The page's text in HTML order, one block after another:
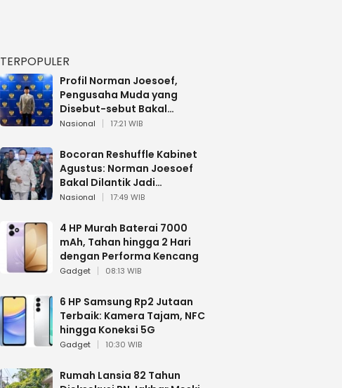
TERPOPULER
Profil Norman Joesoef,
Pengusaha Muda yang
Disebut-sebut Bakal
Dilantik Jadi Wamenhan RI
Nasional 17:21 WIB
Bocoran Reshuffle Kabinet
Agustus: Norman Joesoef
Bakal Dilantik Jadi
Wamenhan RI
Nasional 17:49 WIB
4 HP Murah Baterai 7000
mAh, Tahan hingga 2 Hari
dengan Performa Kencang
Gadget 08:13 WIB
6 HP Samsung Rp2 Jutaan
Terbaik: Kamera Tajam, NFC
hingga Koneksi 5G
Gadget 10:30 WIB
Rumah Lansia 82 Tahun